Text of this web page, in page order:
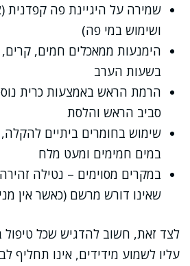
שמירה על היגיינת פה קפדנית
ושימוש במי פה)
הימנעות ממאכלים חמים, קרים,
בשעות הערב
הרמת הראש באמצעות כרית
סביב הראש והלסת
שימוש בחומרים ביתיים
במים חמימים ומעט מלח
במקרים מסוימים – נטילה
שאינו דורש מרשם (כאשר אין
לצד זאת, חשוב להדגיש שכל טיפול
עליו לשמוע מידידים, אינו תחליף